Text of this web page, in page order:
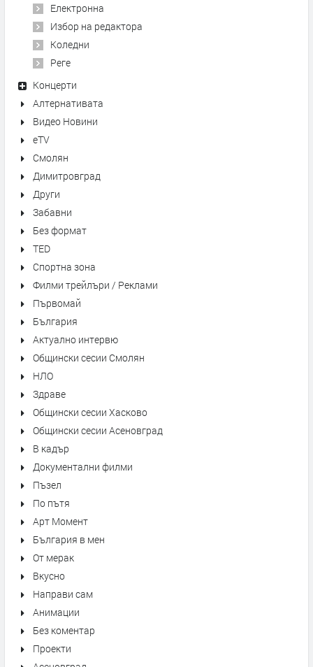
Електронна
Избор на редактора
Коледни
Реге
Концерти
Алтернативата
Видео Новини
eTV
Смолян
Димитровград
Други
Забавни
Без формат
TED
Спортна зона
Филми трейлъри / Реклами
Първомай
България
Актуално интервю
Общински сесии Смолян
НЛО
Здраве
Общински сесии Хасково
Общински сесии Асеновград
В кадър
Документални филми
Пъзел
По пътя
Арт Момент
България в мен
От мерак
Вкусно
Направи сам
Анимации
Без коментар
Проекти